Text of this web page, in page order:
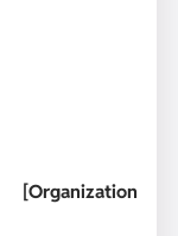
[Organization